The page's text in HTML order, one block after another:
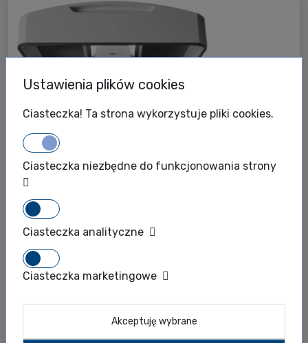
BioTek
Automatyczne systemy obrazujące
Ustawienia plików cookies
Ciasteczka! Ta strona wykorzystuje pliki cookies.
Ciasteczka niezbędne do funkcjonowania strony
Ciasteczka analityczne
Ciasteczka marketingowe
Akceptuję wybrane